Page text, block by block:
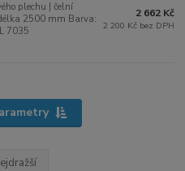
plechu | čelní
2500 mm Barva:
7035
2 662 Kč
2 200 Kč bez DPH